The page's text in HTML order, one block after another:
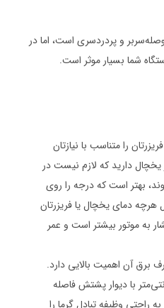
و پردردسری است، اما در
شما بسیار موثر است.
را متناسب با نیازتان
یخچال دارید که لازم نیست در
بهتر است که درجه را روی
دمای یخچال یا فریزرتان
به موتور بیشتر است و عمر
برق آن اهمیت بالایی دارد.
با دیوار پشتش فاصله
راحتی وظیفه تبادل گرما را